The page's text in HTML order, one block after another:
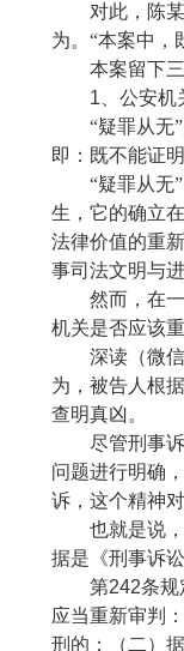
对此，陈某
为。“本案中，
本案留下三
1 、公安
“疑罪从无”
即：既不能证
“疑罪从无”
生，它的确立
法律价值的重
事司法文明与
然而，在一
机关是否应该
深读（微信
为，被告人根
查明真凶。
尽管刑事诉
问题进行明确
诉，这个精神
也就是说，
据是《刑事诉
第242条规
应当重新审判
刑的；（二）